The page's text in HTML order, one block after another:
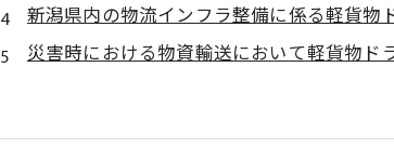
新潟県内の物流インフラ整備に係る軽貨
災害時における物資輸送において軽貨物ド